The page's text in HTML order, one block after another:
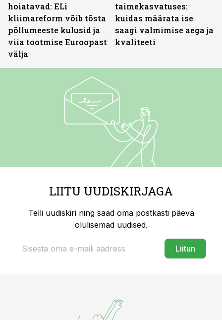
hoiatavad: ELi
kliimareform võib tõsta
põllumeeste kulusid ja
viia tootmise Euroopast
välja
taimekasvatuses:
kuidas määrata ise
saagi valmimise aega ja
kvaliteeti
LIITU UUDISKIRJAGA
Telli uudiskiri ning saad oma postkasti päeva
olulisemad uudised.
Liitun